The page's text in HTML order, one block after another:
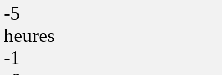
-5
heures
-1